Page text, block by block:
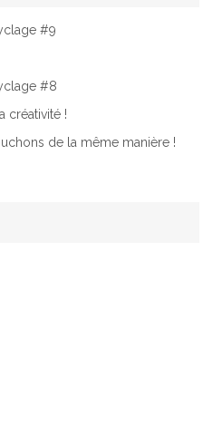
#9
#8
créativité !
de la même manière !